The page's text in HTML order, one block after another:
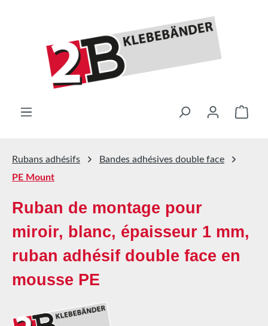
Le
Rubans adhésifs
Bandes adhésives double face
PE Mount
Ruban de montage pour
miroir, blanc, épaisseur 1 mm,
ruban adhésif double face en
mousse PE